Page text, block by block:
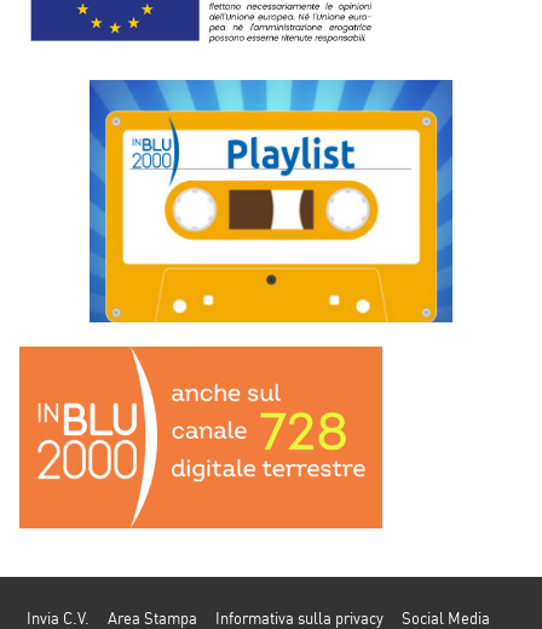
Invia C.V. Area Stampa Informativa sulla privacy
Social Media